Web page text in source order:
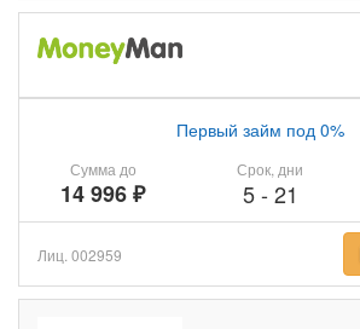
Сумма до
14 996 ₽
Первый займ под 0%
Срок, дни
5- 21
Лиц. 002959